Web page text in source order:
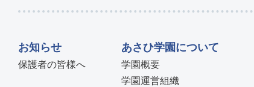
お知らせ
保護者の皆様へ
あさひ学園について
学園概要
学園運営組織